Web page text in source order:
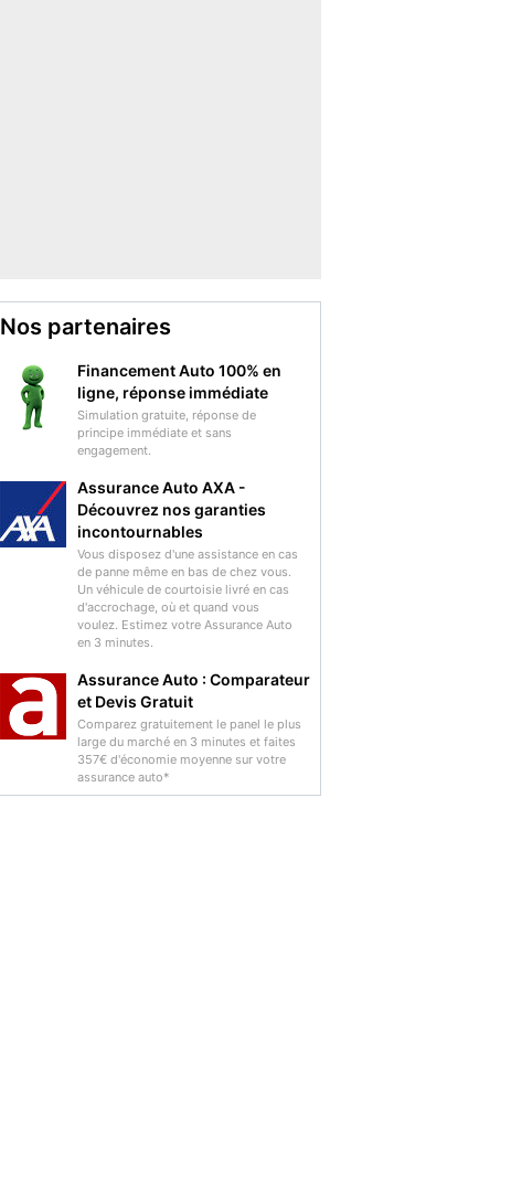
Nos partenaires
Financement Auto 100% en
ligne, réponse immédiate
Simulation gratuite, réponse de
principe immédiate et sans
engagement.
Assurance Auto AXA -
Découvrez nos garanties
incontournables
Vous disposez d'une assistance en cas
de panne même en bas de chez vous.
Un véhicule de courtoisie livré en cas
d'accrochage, où et quand vous
voulez. Estimez votre Assurance Auto
en 3 minutes.
Assurance Auto : Comparateur
et Devis Gratuit
Comparez gratuitement le panel le plus
large du marché en 3 minutes et faites
357€ d'économie moyenne sur votre
assurance auto*